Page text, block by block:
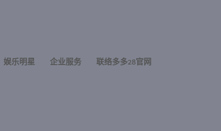
娱乐明星 企业服务 联络多多28官网